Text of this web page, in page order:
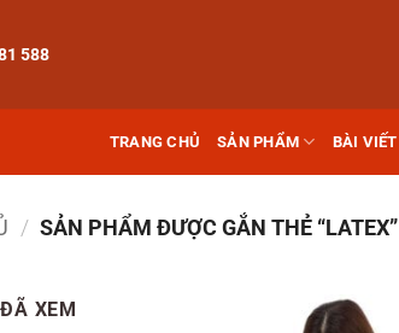
588
TRANG CHỦ SẢN PHẨM BÀI VIẾT
/ SẢN PHẨM ĐƯỢC GẮN THẺ “LATEX”
XEM